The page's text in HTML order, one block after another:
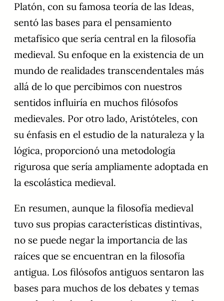
Platón, con su famosa teoría de las Ideas,
sentó las bases para el pensamiento
metafísico que sería central en la filosofía
medieval. Su enfoque en la existencia de un
mundo de realidades transcendentales más
allá de lo que percibimos con nuestros
sentidos influiría en muchos filósofos
medievales. Por otro lado, Aristóteles, con
su énfasis en el estudio de la naturaleza y la
lógica, proporcionó una metodología
rigurosa que sería ampliamente adoptada en
la escolástica medieval.
En resumen, aunque la filosofía medieval
tuvo sus propias características distintivas,
no se puede negar la importancia de las
raíces que se encuentran en la filosofía
antigua. Los filósofos antiguos sentaron las
bases para muchos de los debates y temas